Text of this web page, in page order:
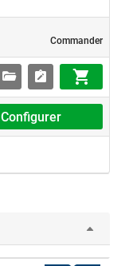
Commander
Configurer